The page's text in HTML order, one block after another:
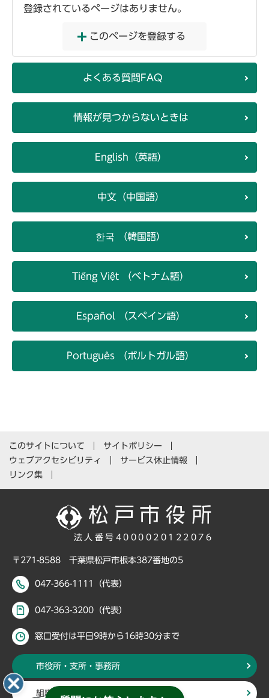
登録されているページはありません。
このページを登録する
よくある質問FAQ
情報が見つからないときは
English（英語）
中文（中国語）
한국 （韓国語）
Tiếng Việt （ベトナム語）
Español （スペイン語）
Português （ポルトガル語）
このサイトについて
サイトポリシー
ウェブアクセシビリティ
サービス休止情報
リンク集
法人番号4000020122076
〒271-8588 千葉県松戸市根本387番地の5
047-366-1111（代表）
047-363-3200（代表）
窓口受付は平日9時から16時30分まで
市役所・支所・事務所
組織・部署から探す